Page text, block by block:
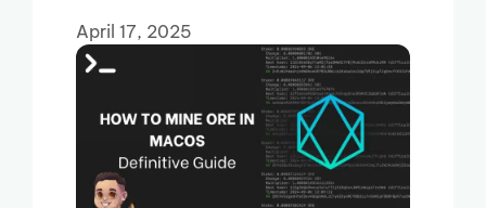
April 17, 2025